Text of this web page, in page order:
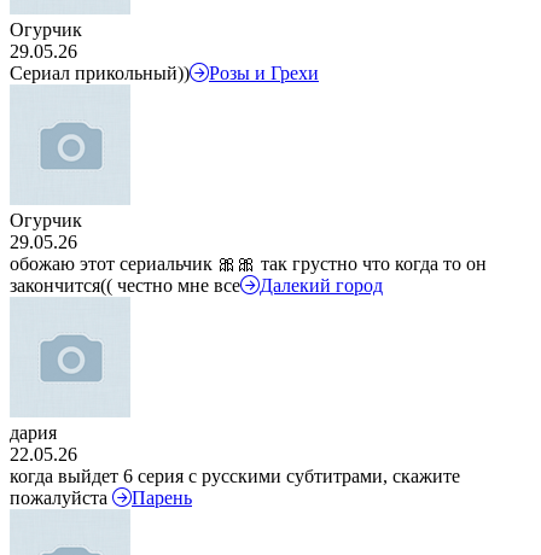
Огурчик
29.05.26
Сериал прикольный))
Розы и Грехи
Огурчик
29.05.26
обожаю этот сериальчик 🎀🎀 так грустно что когда то он
закончится(( честно мне все
Далекий город
дария
22.05.26
когда выйдет 6 серия с русскими субтитрами, скажите
пожалуйста
Парень